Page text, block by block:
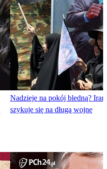
Nadzieje na pokój bledną? Iran
szykuje się na długą wojnę